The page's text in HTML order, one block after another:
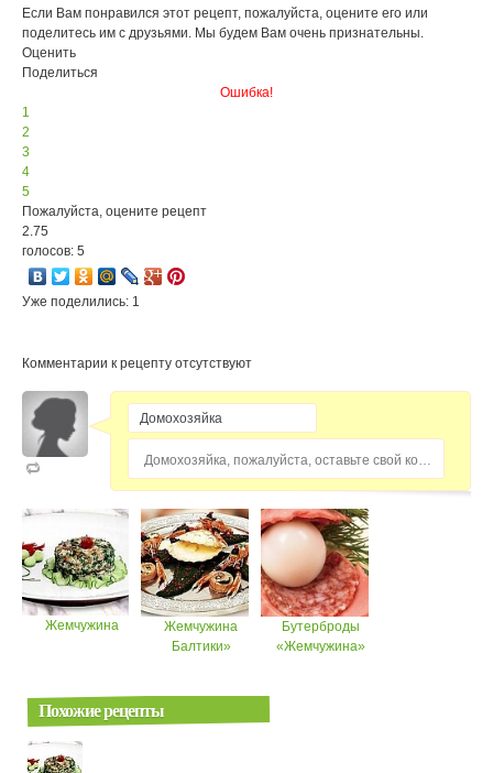
Если Вам понравился этот рецепт, пожалуйста, оцените его или
поделитесь им с друзьями. Мы будем Вам очень признательны.
Оценить
Поделиться
Ошибка!
1
2
3
4
5
Пожалуйста, оцените рецепт
2.75
голосов: 5
Уже поделились: 1
Комментарии к рецепту отсутствуют
Домохозяйка, пожалуйста, оставьте свой комментарий...
Жемчужина
Жемчужина
Балтики»
Бутерброды
«Жемчужина»
Похожие рецепты